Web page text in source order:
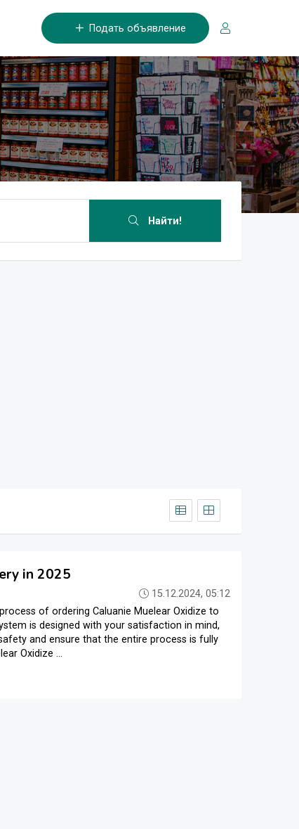
Подать объявление
Найти!
in 2025
15.12.2024, 05:12
of ordering Caluanie Muelear Oxidize to
is designed with your satisfaction in mind,
and ensure that the entire process is fully
Oxidize ...